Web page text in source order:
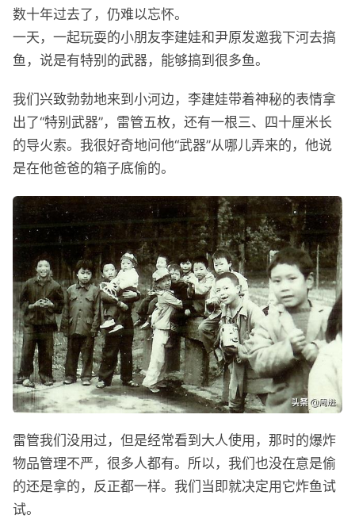
数十年过去了，仍难以忘怀。
一天，一起玩耍的小朋友李建娃和尹原发邀我下河去搞
鱼，说是有特别的武器，能够搞到很多鱼。
我们兴致勃勃地来到小河边，李建娃带着神秘的表情拿
出了“特别武器”，雷管五枚，还有一根三、四十厘米长
的导火索。我很好奇地问他“武器”从哪儿弄来的，他说
是在他爸爸的箱子底偷的。
雷管我们没用过，但是经常看到大人使用，那时的爆炸
物品管理不严，很多人都有。所以，我们也没在意是偷
的还是拿的，反正都一样。我们当即就决定用它炸鱼试
试。